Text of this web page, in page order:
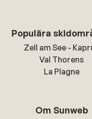
Populära
Zell am See -
Val Thorens
La Plagne
Om Sunweb